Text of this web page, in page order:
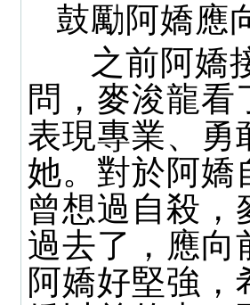
鼓勵阿嬌應
之前阿嬌
問，麥浚龍
表現專業、勇
她。對於阿嬌
曾想過自殺，
過去了，應向
阿嬌好堅強，